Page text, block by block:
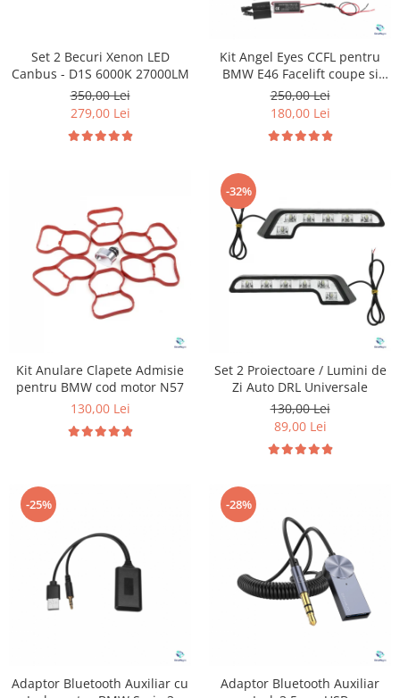
Set 2 Becuri Xenon LED
Canbus - D1S 6000K 27000LM
350,00 Lei
279,00 Lei
Kit Angel Eyes CCFL pentru
BMW E46 Facelift coupe si
cabrio
250,00 Lei
180,00 Lei
Kit Anulare Clapete Admisie
pentru BMW cod motor N57
130,00 Lei
-32%
Set 2 Proiectoare / Lumini de
Zi Auto DRL Universale
130,00 Lei
89,00 Lei
-25%
Adaptor Bluetooth Auxiliar cu
-28%
Adaptor Bluetooth Auxiliar